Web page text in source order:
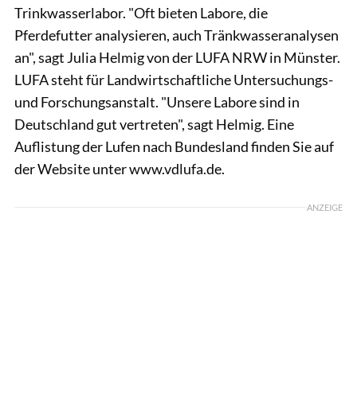
Trinkwasserlabor. "Oft bieten Labore, die
Pferdefutter analysieren, auch Tränkwasseranalysen
an", sagt Julia Helmig von der LUFA NRW in Münster.
LUFA steht für Landwirtschaftliche Untersuchungs-
und Forschungsanstalt. "Unsere Labore sind in
Deutschland gut vertreten", sagt Helmig. Eine
Auflistung der Lufen nach Bundesland finden Sie auf
der Website unter www.vdlufa.de.
ANZEIGE